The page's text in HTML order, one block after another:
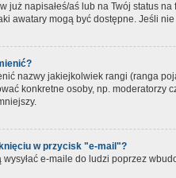
już napisałeś/aś lub na Twój status
awatary mogą być dostępne. Jeśli
nazwy jakiejkolwiek rangi (ranga
konkretne osoby, np.
w przycisk "e-mail"?
e-maile do ludzi poprzez